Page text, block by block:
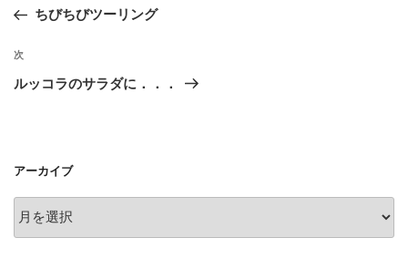
ナ
ビ
ゲ
ン
の
稿
ちびちびツーリング
次
の
次
ルッコラのサラダに．．．
アーカイブ
ー